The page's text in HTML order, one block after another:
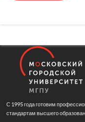
С 1995 года готовим
стандартам высшего